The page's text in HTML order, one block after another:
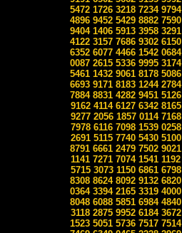
5472 1726 3218 7234 9794
4896 9452 5429 8882 7590
9404 1406 5913 3958 3291
4122 3157 7686 9302 6150
6352 6077 4466 1542 0684
0087 2615 5336 9995 3174
5461 1432 9061 8178 5086
6693 9171 8183 1244 2784
7884 8831 4282 9451 5126
9162 4114 6127 6342 8165
9277 2056 1857 0114 7168
7978 6116 7098 1539 0258
2691 5115 7740 5430 5100
8791 6661 2479 7502 9021
1141 7271 7074 1541 1192
5715 3073 1150 6861 6798
8308 8624 8092 9132 6820
0364 3394 2165 3319 4000
8048 6088 5851 6984 4840
3118 2875 9952 6184 3672
1523 5051 5736 7517 7514